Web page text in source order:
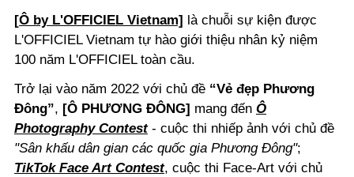
[Ô by L'OFFICIEL Vietnam]
là chuỗi sự kiện được
L'OFFICIEL Vietnam tự hào giới thiệu nhân kỷ niệm
100 năm L'OFFICIEL toàn cầu.
Trở lại vào năm 2022 với chủ đề “Vẻ đẹp Phương
Đông”, [Ô PHƯƠNG ĐÔNG] mang đến Ô
Photography Contest- cuộc thi nhiếp ảnh với chủ đề
"Sân khấu dân gian các quốc gia Phương Đông";
TikTok Face Art Contest, cuộc thi Face-Art với chủ